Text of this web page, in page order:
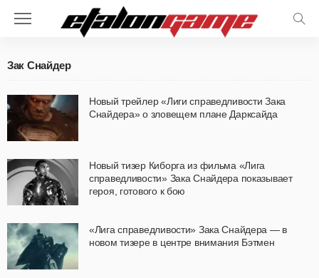
Зак Снайдер
Новый трейлер «Лиги справедливости Зака
Снайдера» о зловещем плане Дарксайда
Новый тизер Киборга из фильма «Лига
справедливости» Зака Снайдера показывает
героя, готового к бою
«Лига справедливости» Зака Снайдера — в
новом тизере в центре внимания Бэтмен